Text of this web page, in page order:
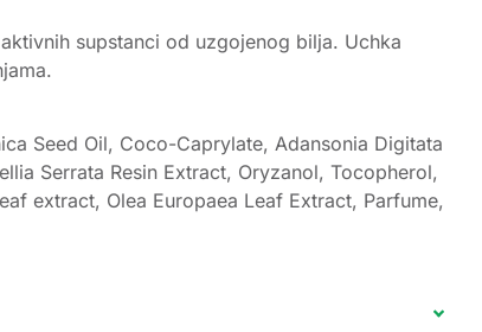
supstanci od uzgojenog bilja. Uchka
Seed Oil, Coco-Caprylate, Adansonia Digitata
Serrata Resin Extract, Oryzanol, Tocopherol,
extract, Olea Europaea Leaf Extract, Parfume,